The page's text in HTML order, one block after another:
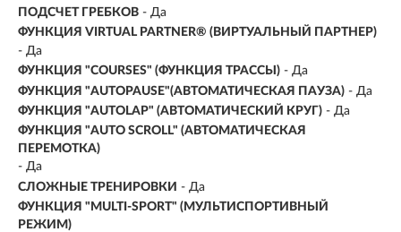
ПОДСЧЕТ ГРЕБКОВ - Да
ФУНКЦИЯ VIRTUAL PARTNER® (ВИРТУАЛЬНЫЙ ПАРТНЕР)
- Да
ФУНКЦИЯ "СOURSES" (ФУНКЦИЯ ТРАССЫ) - Да
ФУНКЦИЯ "AUTOPAUSE"(АВТОМАТИЧЕСКАЯ ПАУЗА) - Да
ФУНКЦИЯ "AUTOLAP" (АВТОМАТИЧЕСКИЙ КРУГ) - Да
ФУНКЦИЯ "AUTO SCROLL" (АВТОМАТИЧЕСКАЯ
ПЕРЕМОТКА)
- Да
СЛОЖНЫЕ ТРЕНИРОВКИ - Да
ФУНКЦИЯ "MULTI-SPORT" (МУЛЬТИСПОРТИВНЫЙ
РЕЖИМ)